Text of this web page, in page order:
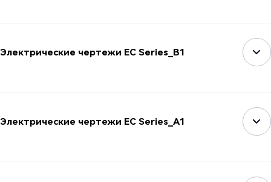
Электрические чертежи EC Series_B1
Электрические чертежи EC Series_A1